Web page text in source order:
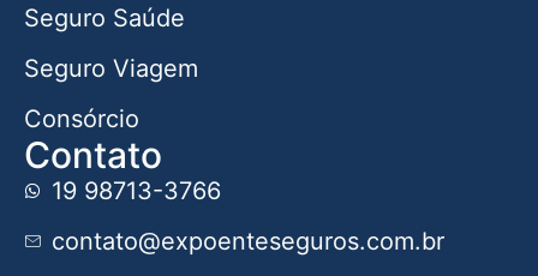
Seguro Saúde
Seguro Viagem
Consórcio
Contato
19 98713-3766
contato@expoenteseguros.com.br